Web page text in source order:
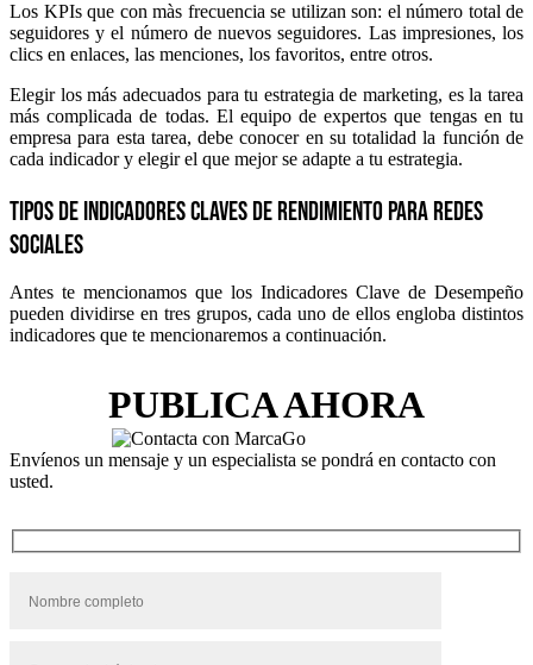
Los KPIs que con màs frecuencia se utilizan son: el número total de
seguidores y el número de nuevos seguidores. Las impresiones, los
clics en enlaces, las menciones, los favoritos, entre otros.
Elegir los más adecuados para tu estrategia de marketing, es la tarea
más complicada de todas. El equipo de expertos que tengas en tu
empresa para esta tarea, debe conocer en su totalidad la función de
cada indicador y elegir el que mejor se adapte a tu estrategia.
Tipos de indicadores claves de rendimiento para redes
sociales
Antes te mencionamos que los Indicadores Clave de Desempeño
pueden dividirse en tres grupos, cada uno de ellos engloba distintos
indicadores que te mencionaremos a continuación.
PUBLICA AHORA
Envíenos un mensaje y un especialista se pondrá en contacto con
usted.